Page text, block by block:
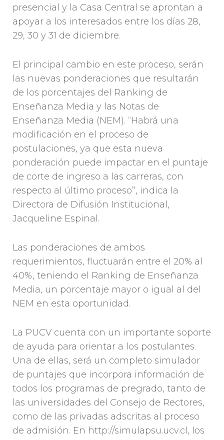
presencial y la Casa Central se aprontan a
apoyar a los interesados entre los días 28,
29, 30 y 31 de diciembre.
El principal cambio en este proceso, serán
las nuevas ponderaciones que resultarán
de los porcentajes del Ranking de
Enseñanza Media y las Notas de
Enseñanza Media (NEM). “Habrá una
modificación en el proceso de
postulaciones, ya que esta nueva
ponderación puede impactar en el puntaje
de corte de ingreso a las carreras, con
respecto al último proceso”, indica la
Directora de Difusión Institucional,
Jacqueline Espinal.
Las ponderaciones de ambos
requerimientos, fluctuarán entre el 20% al
40%, teniendo el Ranking de Enseñanza
Media, un porcentaje mayor o igual al del
NEM en esta oportunidad.
La PUCV cuenta con un importante soporte
de ayuda para orientar a los postulantes.
Una de ellas, será un completo simulador
de puntajes que incorpora información de
todos los programas de pregrado, tanto de
las universidades del Consejo de Rectores,
como de las privadas adscritas al proceso
de admisión. En http://simulapsu.ucv.cl, los